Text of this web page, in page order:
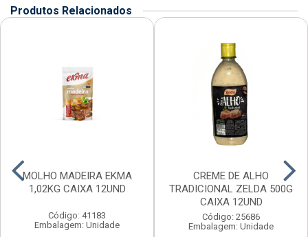
Produtos Relacionados
MOLHO MADEIRA EKMA
1,02KG CAIXA 12UND
Código: 41183
Embalagem: Unidade
CREME DE ALHO
TRADICIONAL ZELDA 500G
CAIXA 12UND
Código: 25686
Embalagem: Unidade